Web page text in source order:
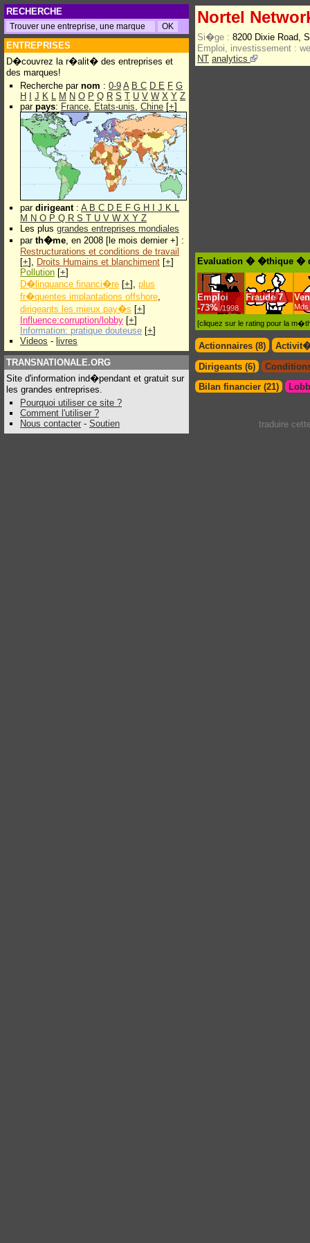
RECHERCHE
ENTREPRISES
D�couvrez la r�alit� des entreprises et
des marques!
Recherche par nom : 0-9 A B C D E F G
H
J K L M N O P Q R S T U V W X Y Z
par pays: France, Etats-unis, Chine [+]
par dirigeant: A B C D E F G H J K L
M N O P Q R S T U V W X Y Z
Les plus grandes entreprises mondiales
par th�me, en 2008 [le mois dernier +] :
Restructurations et conditions de travail
[+], Droits Humains et blanchiment [+]
Pollution [+]
D�linquance financi�re [+], plus
fr�quentes implantations offshore,
dirigeants les mieux pay�s [+]
Influence:corruption/lobby [+]
Information: pratique douteuse [+]
Videos - livres
TRANSNATIONALE.ORG
Site d'information ind�pendant et gratuit sur
les grandes entreprises.
Pourquoi utiliser ce site ?
Comment l'utiliser ?
Nous contacter - Soutien
Nortel
Si�ge : 8200 Dixie Road,
Emploi, investissement :
NT analytics
Evaluation � �thique �
Emploi
-73% /1998
Fraude 7
[cliquez sur le rating pour la
Actionnaires (8)
Dirigeants (6)
Bilan financier (21)
traduire